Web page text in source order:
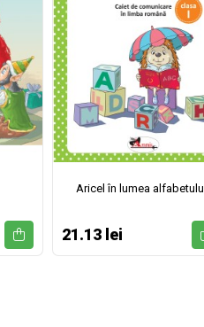
Aricel în lumea
21.13 lei